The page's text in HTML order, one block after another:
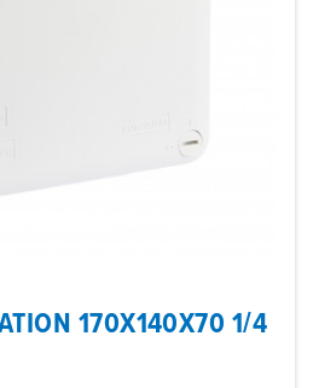
170X140X70 1/4